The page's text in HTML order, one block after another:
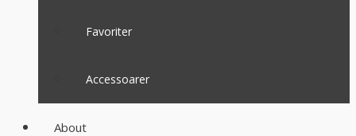
Favoriter
Accessoarer
About